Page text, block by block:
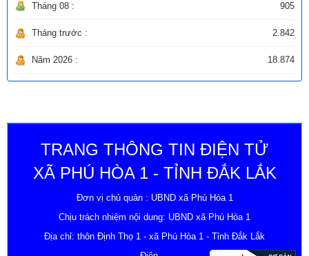
Tháng 08 : 905
Tháng trước : 2.842
Năm 2026 : 18.874
TRANG THÔNG TIN ĐIỆN TỬ
XÃ PHÚ HÒA 1 - TỈNH ĐẮK LẮK
Đơn vị chủ quản : UBND xã Phú Hòa 1
Chịu trách nhiệm nội dung: UBND xã Phú Hòa 1
Địa chỉ: thôn Định Thọ 1 - xã Phú Hòa 1 - Tỉnh Đắk Lắk